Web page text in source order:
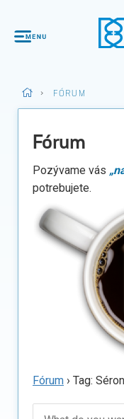
> FÓRUM
Fórum
Pozývame vás
potrebujete.
Fórum › Tag: